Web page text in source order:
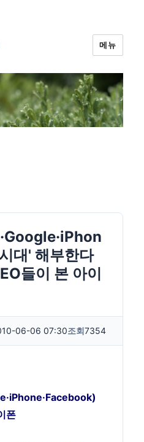
메뉴
대' 해부한다
들이 본 아이
06-06 07:30조회7354
폰